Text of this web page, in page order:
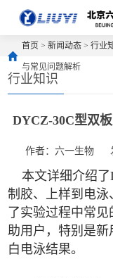
首页 >新闻动态 >行业
与常见问题解析
行业知识
DYCZ-30C型双
作者：六一生物
本文详细介绍了
制胶、上样到电
了实验过程中常
助用户，特别是
白电泳结果。